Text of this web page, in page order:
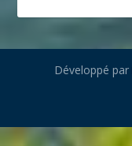
Développé par